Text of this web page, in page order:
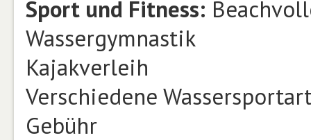
Sport und Fitness:
Wassergymnastik
Kajakverleih
Verschiedene
Gebühr